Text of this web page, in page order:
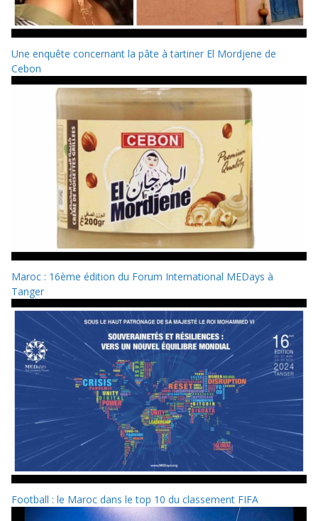
Une enquête concernant la pâte à tartiner El Mordjene de
Cebon
Maroc : 16ème édition du Forum International MEDays à
Tanger
Football : le Maroc dans le top 10 du classement FIFA